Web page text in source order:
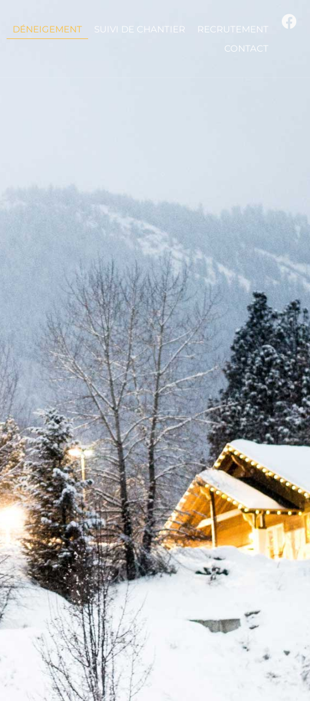
DÉNEIGEMENT SUIVI DE CHANTIER
RECRUTEMENT
CONTACT